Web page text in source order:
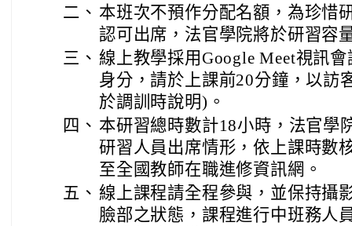
二、 本班次不預作分配名額，為珍惜
認可出席，法官學院將於研習容
三、 線上教學採用Google Meet視訊
身分，請於上課前20分鐘，以訪
於調訓時說明)。
四、 本研習總時數計18小時，法官學
研習人員出席情形，依上課時數
至全國教師在職進修資訊網。
五、 線上課程請全程參與，並保持攝
臉部之狀態，課程進行中班務人